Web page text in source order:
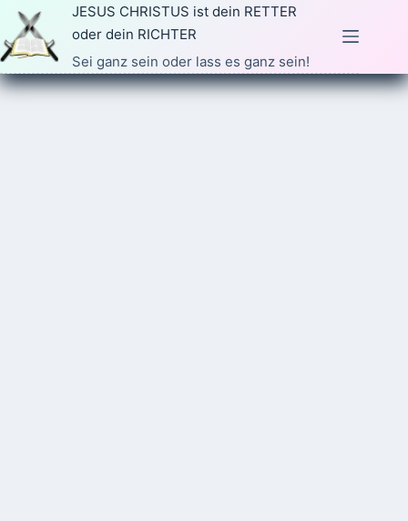
Zum
Inhalt
springen
JESUS CHRISTUS ist dein RETTER
oder dein RICHTER
Sei ganz sein oder lass es ganz sein!